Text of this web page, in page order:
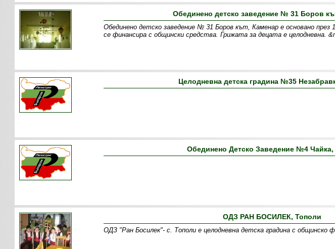
Обединено детско заведение № 31 Боров
Обединено детско заведение № 31 Боров кът, Каменар е основано през
се финансира с общински средства. Грижата за децата е целодневна.
Целодневна детска градина №35
Обединено Детско Заведение №4 Чайка,
ОДЗ РАН БОСИЛЕК, Тополи
ОДЗ "Ран Босилек"- с. Тополи е целодневна детска градина с общинско